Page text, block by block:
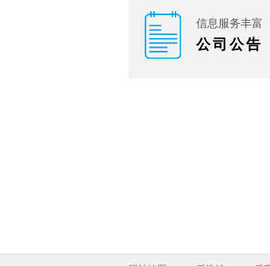
信息服务丰富
公司公告